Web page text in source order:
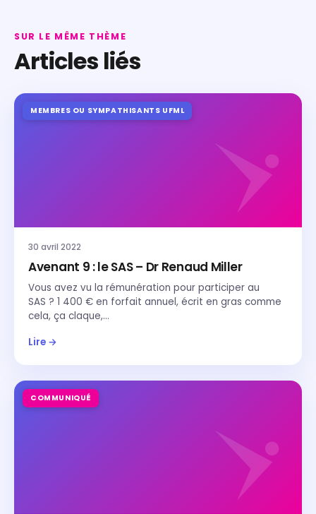
SUR LE MÊME THÈME
Articles liés
MEMBRES OU SYMPATHISANTS UFML
30 avril 2022
Avenant 9 : le SAS – Dr Renaud Miller
Vous avez vu la rémunération pour participer au
SAS ? 1 400 € en forfait annuel, écrit en gras comme
cela, ça claque,…
Lire →
COMMUNIQUÉ